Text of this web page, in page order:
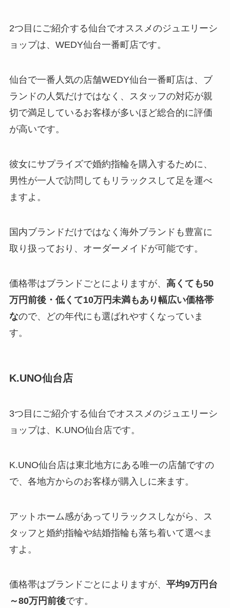
2つ目にご紹介する仙台でオススメのジュエリーシ
ョップは、WEDY仙台一番町店です。
仙台で一番人気の店舗WEDY仙台一番町店は、ブ
ランドの人気だけではなく、スタッフの対応が親
切で満足しているお客様が多いほど総合的に評価
が高いです。
彼女にサプライズで婚約指輪を購入するために、
男性が一人で訪問してもリラックスして足を運べ
ますよ。
国内ブランドだけではなく海外ブランドも豊富に
取り扱っており、オーダーメイドが可能です。
価格帯はブランドごとによりますが、 高くても50
万円前後・低くて10万円未満もあり幅広い価格帯
なので、どの年代にも選ばれやすくなっていま
す。
K.UNO仙台店
3つ目にご紹介する仙台でオススメのジュエリーシ
ョップは、K.UNO仙台店です。
K.UNO仙台店は東北地方にある唯一の店舗ですの
で、各地方からのお客様が購入しに来ます。
アットホーム感があってリラックスしながら、ス
タッフと婚約指輪や結婚指輪も落ち着いて選べま
すよ。
価格帯はブランドごとによりますが、 平均9万円台
～80万円前後です。